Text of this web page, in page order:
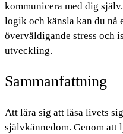
kommunicera med dig
logik och känsla kan du nå
överväldigande stress och
utveckling.
Sammanfattning
Att lära sig att läsa livets
självkännedom. Genom att